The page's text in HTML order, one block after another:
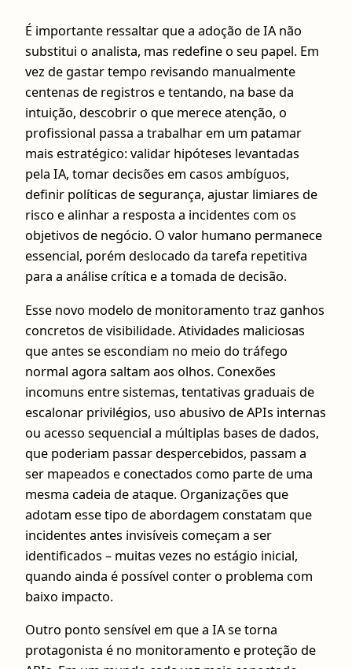
É importante ressaltar que a adoção de IA não
substitui o analista, mas redefine o seu papel. Em
vez de gastar tempo revisando manualmente
centenas de registros e tentando, na base da
intuição, descobrir o que merece atenção, o
profissional passa a trabalhar em um patamar
mais estratégico: validar hipóteses levantadas
pela IA, tomar decisões em casos ambíguos,
definir políticas de segurança, ajustar limiares de
risco e alinhar a resposta a incidentes com os
objetivos de negócio. O valor humano permanece
essencial, porém deslocado da tarefa repetitiva
para a análise crítica e a tomada de decisão.
Esse novo modelo de monitoramento traz ganhos
concretos de visibilidade. Atividades maliciosas
que antes se escondiam no meio do tráfego
normal agora saltam aos olhos. Conexões
incomuns entre sistemas, tentativas graduais de
escalonar privilégios, uso abusivo de APIs internas
ou acesso sequencial a múltiplas bases de dados,
que poderiam passar despercebidos, passam a
ser mapeados e conectados como parte de uma
mesma cadeia de ataque. Organizações que
adotam esse tipo de abordagem constatam que
incidentes antes invisíveis começam a ser
identificados – muitas vezes no estágio inicial,
quando ainda é possível conter o problema com
baixo impacto.
Outro ponto sensível em que a IA se torna
protagonista é no monitoramento e proteção de